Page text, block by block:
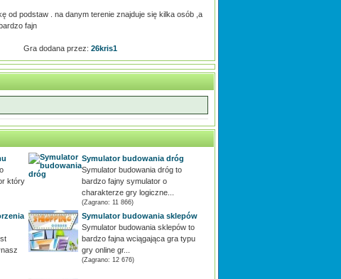
od podstaw . na danym terenie znajduje się kilka osób ,a
fajn
Gra dodana przez: 26kris1
który
Symulator budowania dróg
Symulator budowania dróg to
bardzo fajny symulator o
charakterze gry logiczne...
(Zagrano: 11 866)
Symulator budowania sklepów
Symulator budowania sklepów to
bardzo fajna wciągająca gra typu
gry online gr...
(Zagrano: 12 676)